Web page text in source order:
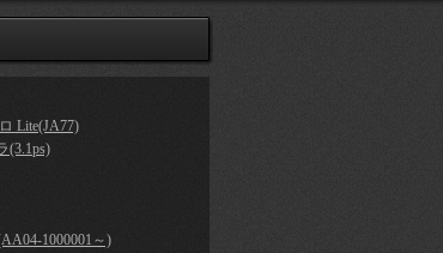
Lite(JA77)
(3.1ps)
1000001～)